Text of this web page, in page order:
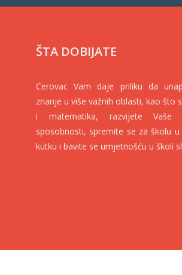
ŠTA DOBIJATE
Cerovac Vam daje priliku da
znanje u više važnih oblasti, kao što
i matematika, razvijete Vaše
sposobnosti, spremite se za školu
kutku i bavite se umjetnošću u školi